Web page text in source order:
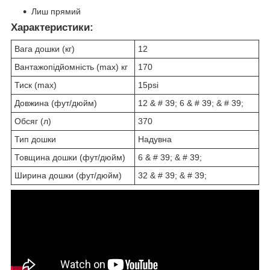
Лиш прямий
Характеристики:
Вага дошки (кг)
12
Вантажопідйомність (max) кг
170
Тиск (max)
15psi
Довжина (фут/дюйм)
12 & # 39; 6 & # 39; & # 39;
Обсяг (л)
370
Тип дошки
Надувна
Товщина дошки (фут/дюйм)
6 & # 39; & # 39;
Ширина дошки (фут/дюйм)
32 & # 39; & # 39;